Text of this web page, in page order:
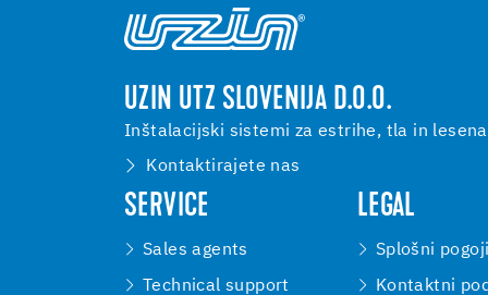
UZIN UTZ SLOVENIJA D.O.O.
Inštalacijski sistemi za estrihe, tla in
Kontaktirajete nas
SERVICE
Sales agents
Technical support
LEGAL
Splošni
Kontaktni